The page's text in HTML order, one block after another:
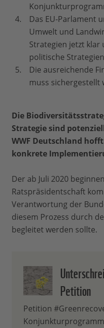
Das EU-Parlament
Umwelt und
Strategien jetzt
politische
Die ausreichende
muss sichergestellt
Die
Strategie sind
WWF Deutschland
konkrete
Der ab Juli 2020
Ratspräsidentschaft
Verantwortung der
diesem Prozess durch
begleitet werden sollte.
Petition
Petition